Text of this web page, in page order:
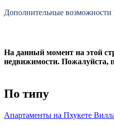
Дополнительные возможности
На данный момент на этой
недвижимости. Пожалуйста,
По типу
Апартаменты на Пхукете